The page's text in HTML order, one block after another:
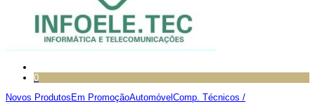
0
Novos Produtos Em PromoçãoAutomóvel Comp. Técnicos /